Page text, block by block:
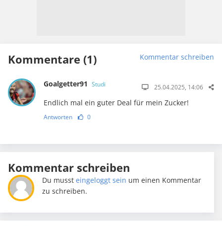
Kommentare (1) Kommentar schreiben
Goalgetter91 Studi 25.04.2025, 14:06
Endlich mal ein guter Deal für mein Zucker!
Antworten 0
Kommentar schreiben
Du mussteingeloggt sein um einen Kommentar
zu schreiben.